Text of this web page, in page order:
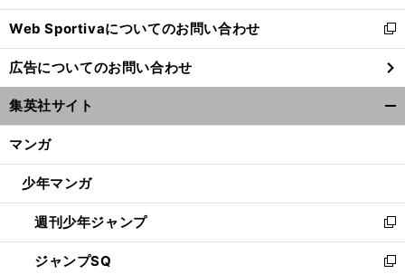
前
開
く
Web Sportivaについてのお問い合わせ
新
し
い
ウ
ィ
ン
ウ
開
く
広告についてのお問い合わせ
集英社サイト
マンガ
少年マンガ
週刊少年ジャンプ
新
し
い
ジャンプSQ
新